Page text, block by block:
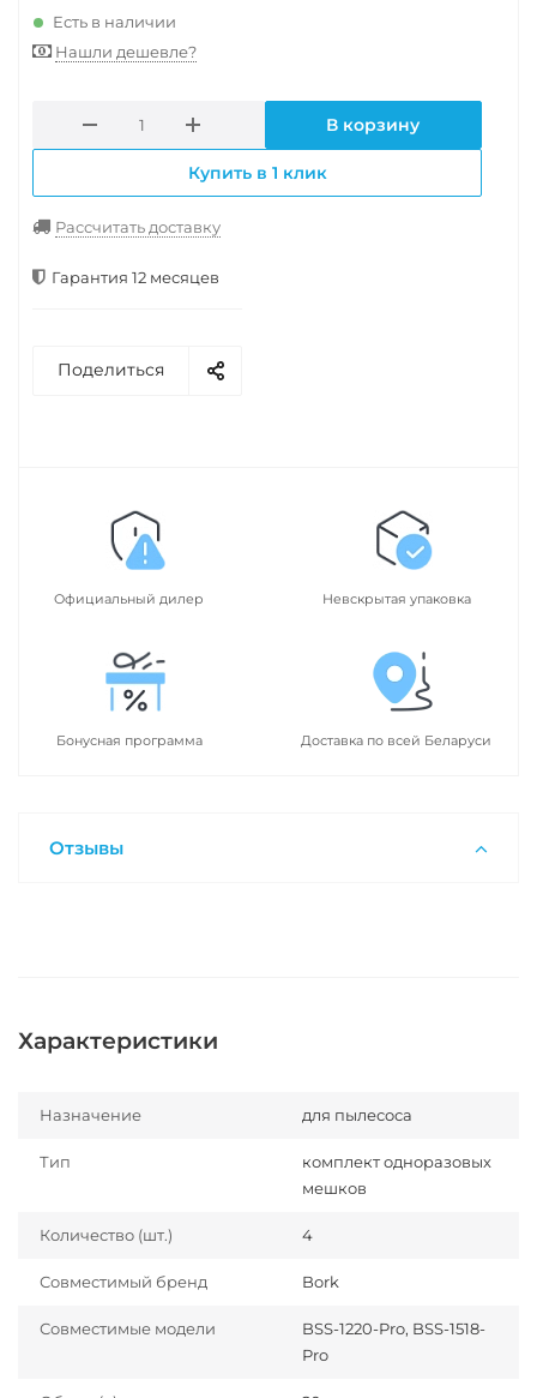
Есть в наличии
Нашли дешевле?
В корзину
Купить в 1 клик
Рассчитать доставку
Гарантия 12 месяцев
Поделиться
Официальный дилер Невскрытая упаковка
Бонусная программа Доставка по всей Беларуси
Отзывы
Характеристики
Назначение для пылесоса
Тип
комплект одноразовых
мешков
Количество (шт.) 4
Совместимый бренд Bork
Совместимые модели
BSS-1220-Pro, BSS-1518-
Pro